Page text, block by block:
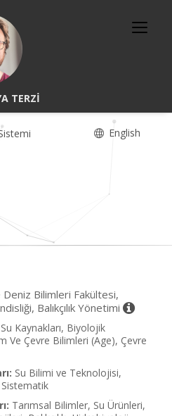
TERZİ
English
Deniz Bilimleri Fakültesi,
Balıkçılık Yönetimi
Su Kaynakları, Biyolojik
Ve Çevre Bilimleri (Age), Çevre
Su Bilimi ve Teknolojisi,
Tarımsal Bilimler, Su Ürünleri,